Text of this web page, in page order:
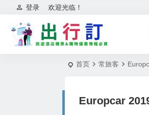
欢迎光临！
登录
首页 常旅客
Europcar